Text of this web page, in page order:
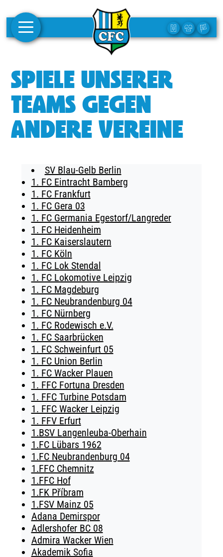
1. MANNSCHAFT
FRAUEN
CAMPUS
CLUBMITGLIEDSCHAFT
BUSINESS
SÜDKURVE
TICKETING
SPIELE UNSERER
TEAMS GEGEN
ANDERE VEREINE
SV Blau-Gelb Berlin
1. FC Eintracht Bamberg
1. FC Frankfurt
1. FC Gera 03
1. FC Germania Egestorf/Langreder
1. FC Heidenheim
1. FC Kaiserslautern
1. FC Köln
1. FC Lok Stendal
1. FC Lokomotive Leipzig
1. FC Magdeburg
1. FC Neubrandenburg 04
1. FC Nürnberg
1. FC Rodewisch e.V.
1. FC Saarbrücken
1. FC Schweinfurt 05
1. FC Union Berlin
1. FC Wacker Plauen
1. FFC Fortuna Dresden
1. FFC Turbine Potsdam
1. FFC Wacker Leipzig
1. FFV Erfurt
1.BSV Langenleuba-Oberhain
1.FC Lübars 1962
1.FC Neubrandenburg 04
1.FFC Chemnitz
1.FFC Hof
1.FK Příbram
1.FSV Mainz 05
Adana Demirspor
Adlershofer BC 08
Admira Wacker Wien
Akademik Sofia